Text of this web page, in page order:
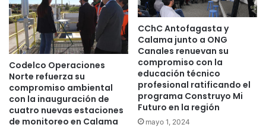
Codelco Operaciones
Norte refuerza su
compromiso ambiental
con la inauguración de
cuatro nuevas estaciones
de monitoreo en Calama
CChC Antofagasta y
Calama junto a ONG
Canales renuevan su
compromiso con la
educación técnico
profesional ratificando el
programa Construyo Mi
Futuro en la región
mayo 1, 2024